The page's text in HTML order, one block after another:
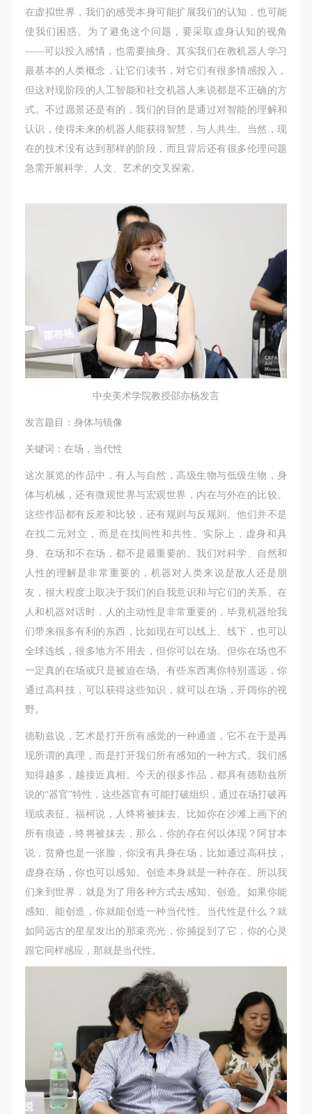
在虚拟世界，我们的感受本身可能扩展我们的认知，也可能
使我们困惑。为了避免这个问题，要采取虚身认知的视角
——可以投入感情，也需要抽身。其实我们在教机器人学习
最基本的人类概念，让它们读书，对它们有很多情感投入，
但这对现阶段的人工智能和社交机器人来说都是不正确的方
式。不过愿景还是有的，我们的目的是通过对智能的理解和
认识，使得未来的机器人能获得智慧，与人共生。当然，现
在的技术没有达到那样的阶段，而且背后还有很多伦理问题
急需开展科学、人文、艺术的交叉探索。
中央美术学院教授邵亦杨发言
发言题目：身体与镜像
关键词：在场，当代性
这次展览的作品中，有人与自然，高级生物与低级生物，身
体与机械，还有微观世界与宏观世界，内在与外在的比较。
这些作品都有反差和比较，还有规则与反规则。他们并不是
在找二元对立，而是在找间性和共性。实际上，虚身和具
身、在场和不在场，都不是最重要的。我们对科学、自然和
人性的理解是非常重要的，机器对人类来说是敌人还是朋
友，很大程度上取决于我们的自我意识和与它们的关系。在
人和机器对话时，人的主动性是非常重要的，毕竟机器给我
们带来很多有利的东西，比如现在可以线上、线下，也可以
全球连线，很多地方不用去，但你可以在场。但你在场也不
一定真的在场或只是被迫在场。有些东西离你特别遥远，你
通过高科技，可以获得这些知识，就可以在场，开阔你的视
野。
德勒兹说，艺术是打开所有感觉的一种通道，它不在于是再
现所谓的真理，而是打开我们所有感知的一种方式。我们感
知得越多，越接近真相。今天的很多作品，都具有德勒兹所
说的“器官”特性，这些器官有可能打破组织，通过在场打破再
现或表征。福柯说，人终将被抹去。比如你在沙滩上画下的
所有痕迹，终将被抹去，那么，你的存在何以体现？阿甘本
说，贫瘠也是一张脸，你没有具身在场，比如通过高科技，
虚身在场，你也可以感知。创造本身就是一种存在。所以我
们来到世界，就是为了用各种方式去感知、创造。如果你能
感知、能创造，你就能创造一种当代性。当代性是什么？就
如同远古的星星发出的那束亮光，你捕捉到了它，你的心灵
跟它同样感应，那就是当代性。
验证码
登录
可使用雅昌艺术网会员账户登录